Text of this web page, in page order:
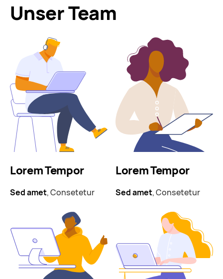
Unser Team
Lorem Tempor
Sed amet, Consetetur
Lorem Tempor
Sed amet, Consetetur